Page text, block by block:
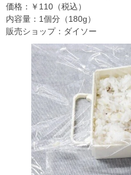
価格：￥110（税込）
内容量：1個分（180g）
販売ショップ：ダイソー